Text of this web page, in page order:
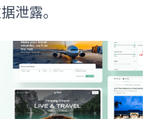
泄露。